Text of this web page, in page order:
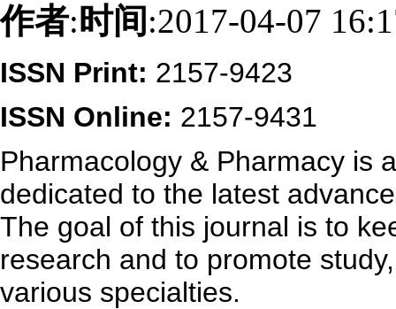
作者:时间 :2017-04-07
ISSN Print: 2157-9423
ISSN Online: 2157-9431
Pharmacology & Pharmacy is
dedicated to the latest
The goal of this journal is to
research and to promote
various specialties.